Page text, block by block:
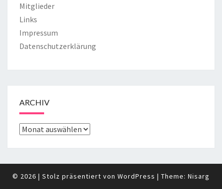
Mitglieder
Links
Impressum
Datenschutzerklärung
ARCHIV
ARCHIV
© 2026 | Stolz präsentiert von WordPress | Theme: Nisarg